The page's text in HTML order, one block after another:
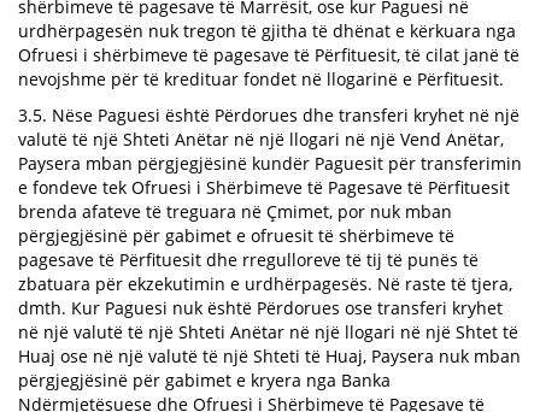
shërbimeve të pagesave të Marrësit, ose kur Paguesi në
urdhërpagesën nuk tregon të gjitha të dhënat e kërkuara nga
Ofruesi i shërbimeve të pagesave të Përfituesit, të cilat janë të
nevojshme për të kredituar fondet në llogarinë e Përfituesit.
3.5. Nëse Paguesi është Përdorues dhe transferi kryhet në një
valutë të një Shteti Anëtar në një llogari në një Vend Anëtar,
Paysera mban përgjegjësinë kundër Paguesit për transferimin
e fondeve tek Ofruesi i Shërbimeve të Pagesave të Përfituesit
brenda afateve të treguara në Çmimet, por nuk mban
përgjegjësinë për gabimet e ofruesit të shërbimeve të
pagesave të Përfituesit dhe rregulloreve të tij të punës të
zbatuara për ekzekutimin e urdhërpagesës. Në raste të tjera,
dmth. Kur Paguesi nuk është Përdorues ose transferi kryhet
në një valutë të një Shteti Anëtar në një llogari në një Shtet të
Huaj ose në një valutë të një Shteti të Huaj, Paysera nuk mban
përgjegjësinë për gabimet e kryera nga Banka
Ndërmjetësuese dhe Ofruesi i Shërbimeve të Pagesave të